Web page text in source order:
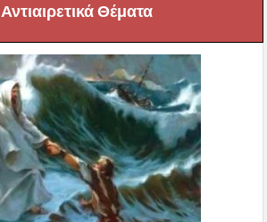
Αντιαιρετικά Θέματα